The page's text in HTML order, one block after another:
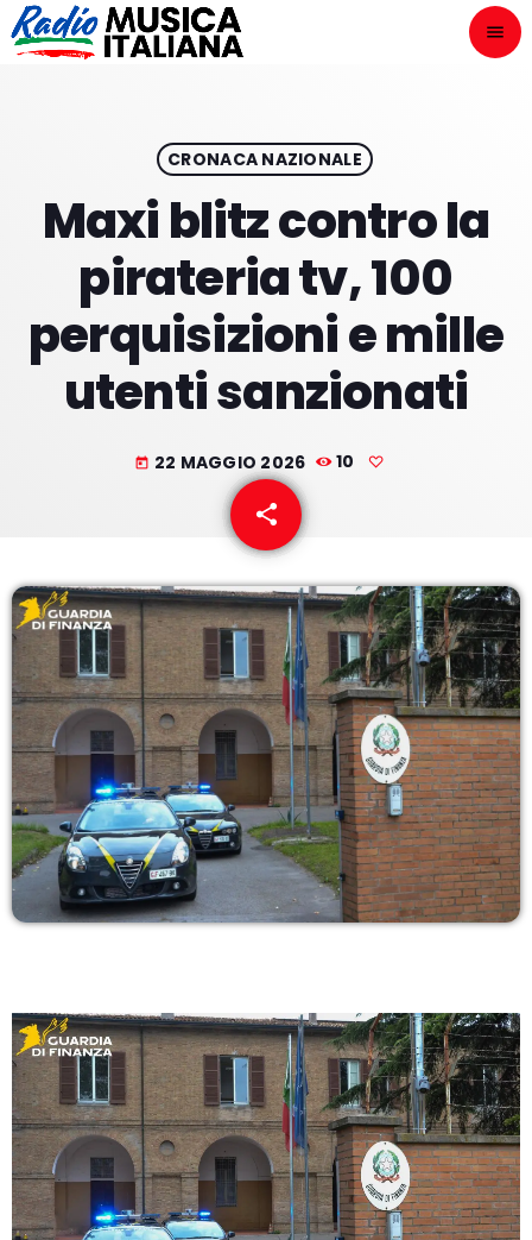
menu
play_arrow
HOME
I VOLTI DELLA RADIO
LE NOTIZIE
CONTATTI
CRONACA NAZIONALE
Maxi blitz contro la
pirateria tv, 100
perquisizioni e mille
utenti sanzionati
today 22 MAGGIO 2026 10
share
email